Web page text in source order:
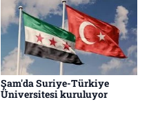
Şam'da Suriye-Türkiye
Üniversitesi kuruluyor